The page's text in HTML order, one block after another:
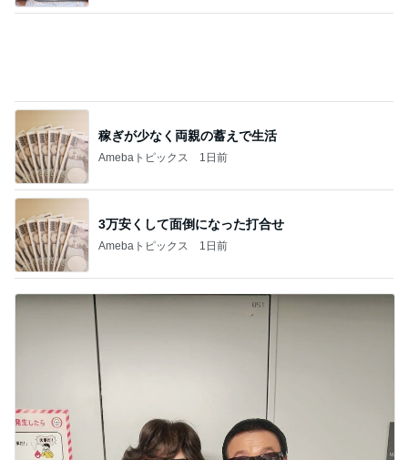
稼ぎが少なく両親の蓄えで生活
Amebaトピックス 1日前
3万安くして面倒になった打合せ
Amebaトピックス 1日前